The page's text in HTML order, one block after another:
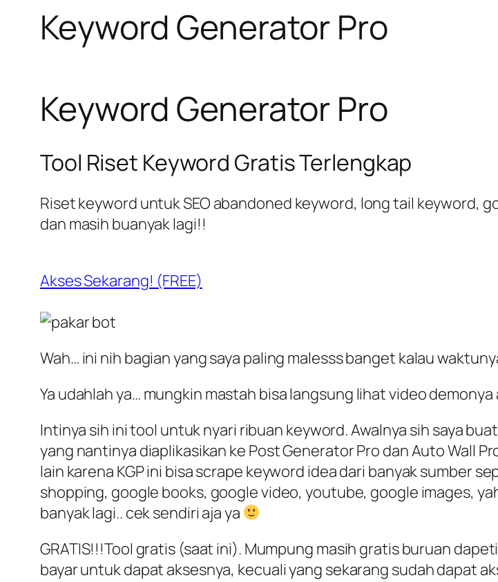
Keyword Generator Pro
Keyword Generator Pro
Tool Riset Keyword Gratis Terlengkap
Riset keyword untuk SEO abandoned keyword, long tail keyword,
dan masih buanyak lagi!!
Akses Sekarang! (FREE)
Wah… ini nih bagian yang saya paling malesss banget kalau
Ya udahlah ya… mungkin mastah bisa langsung lihat video
Intinya sih ini tool untuk nyari ribuan keyword. Awalnya sih saya
yang nantinya diaplikasikan ke Post Generator Pro dan Auto Wall
lain karena KGP ini bisa scrape keyword idea dari banyak sumber
shopping, google books, google video, youtube, google images,
banyak lagi.. cek sendiri aja ya
GRATIS!!!Tool gratis (saat ini). Mumpung masih gratis buruan
bayar untuk dapat aksesnya, kecuali yang sekarang sudah dapat